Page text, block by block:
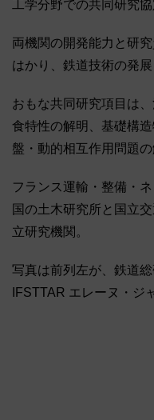
工学分野での共同研究協
両機関の開発能力と研
はかり、鉄道技術の発展
おもな共同研究項目は
食特性の解明、基礎構
盤・動的相互作用問題
フランス運輸・整備・
国の土木研究所と国立
立研究機関。
写真は前列左が、鉄道
IFSTTAR エレーヌ・ジ